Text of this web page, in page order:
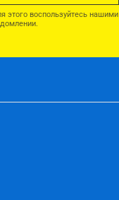
этого воспользуйтесь нашими